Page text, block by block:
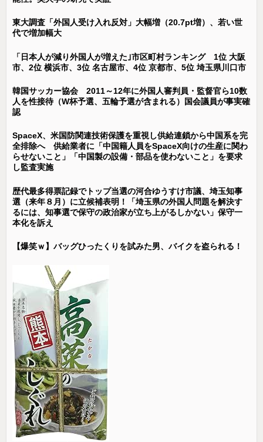
東大調査「外国人受け入れ反対」大幅増（20.7pt増）、若い世
代で増加幅大
「日本人が減り外国人が増えた｣市区町村ランキング 1位 大阪
市、2位 横浜市、3位 名古屋市、4位 京都市、5位 埼玉県川口市
韓国サッカー協会 2011～12年に外国人審判員・監督官ら10数
人を性接待（W杯予選、五輪予選が含まれる）国会議員が事実確
認
SpaceX、米国防関連技術保護を重視し供給連鎖から中国系を完
全排除へ 供給業者に「中国籍人員をSpaceX向けの生産に関わ
らせないこと」「中国製の設備・部品を使わないこと」を要求
し監査実施
歴代最多得票記録でトップ当選の河合ゆうすけ市議、埼玉知事
選（来年８月）に立候補表明！「埼玉県の外国人問題を解決す
るには、知事選で保守の政治家が立ち上がるしかない」保守一
本化を訴え
【爆笑ｗ】バッグひったくりを試みた男、バイクを盗られる！